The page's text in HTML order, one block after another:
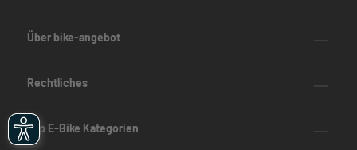
Über bike-angebot
Rechtliches
Top E-Bike Kategorien